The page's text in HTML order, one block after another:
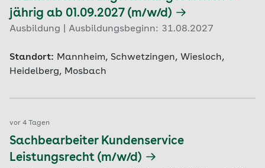
jährig ab 01.09.2027 (m/w/d)
Ausbildung | Ausbildungsbeginn: 31.08.2027
Standort: Mannheim, Schwetzingen, Wiesloch,
Heidelberg, Mosbach
vor 4 Tagen
Sachbearbeiter Kundenservice
Leistungsrecht (m/w/d)